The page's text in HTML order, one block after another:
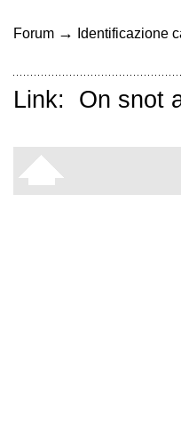
Forum → Identificazione
Link: On snot